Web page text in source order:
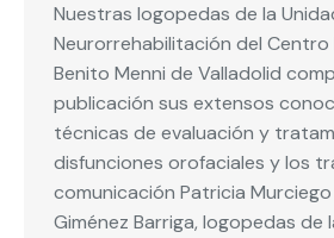
Nuestras logopedas de la
Neurorrehabilitación del
Benito Menni de Valladolid
publicación sus extensos
técnicas de evaluación y
disfunciones orofaciales y los
comunicación Patricia Murciego
Giménez Barriga, logopedas de